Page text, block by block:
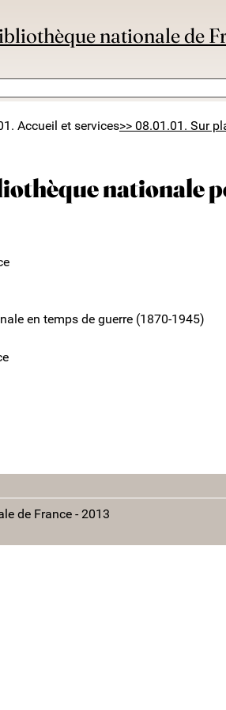
nationale de
Accueil et services>> 08.01.01. Sur
nationale
en temps de guerre (1870-1945)
de France - 2013